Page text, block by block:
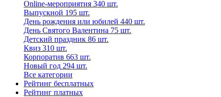
Online-мероприятия 340 шт.
Выпускной 195 шт.
День рождения или юбилей 440 шт.
День Святого Валентина 75 шт.
Детский праздник 86 шт.
Квиз 310 шт.
Корпоратив 663 шт.
Новый год 294 шт.
Все категории
Рейтинг бесплатных
Рейтинг платных